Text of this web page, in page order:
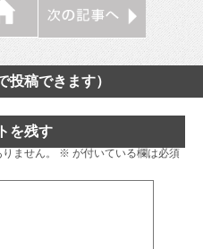
投稿できます）
を残す
ません。 ※ が付いている欄は必須